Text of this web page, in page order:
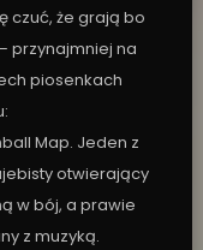
czuć, że grają bo
przynajmniej na
piosenkach
Map. Jeden z
otwierający
w bój, a prawie
z muzyką.